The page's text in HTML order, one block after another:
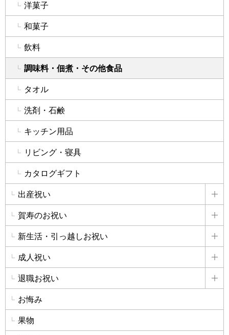
洋菓子
和菓子
飲料
調味料・佃煮・その他食品
タオル
洗剤・石鹸
キッチン用品
リビング・寝具
カタログギフト
出産祝い
詳
賀寿のお祝い
詳
新生活・引っ越しお祝い
詳
成人祝い
詳
退職お祝い
詳
お悔み
果物